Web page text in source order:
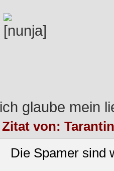
ich glaube mein
Zitat von:
Die Spamer sind